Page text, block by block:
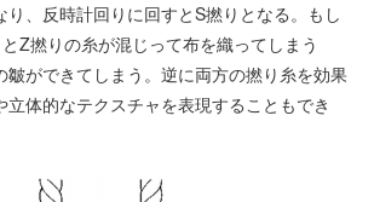
り、反時計回りに回すとS撚りとなる。もし
Z撚りの糸が混じって布を織ってしまう
皺ができてしまう。逆に両方の撚り糸を効果
立体的なテクスチャを表現することもでき